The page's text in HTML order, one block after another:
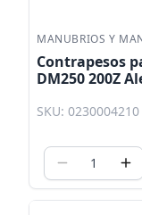
MANUBRIOS Y
Contrapesos
DM250 200Z
SKU: 0230004210